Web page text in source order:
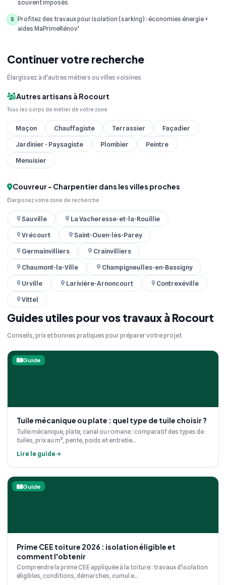
souvent imposés
5
Profitez des travaux pour isolation (sarking) : économies énergie +
aides MaPrimeRénov'
Continuer votre recherche
Élargissez à d'autres métiers ou villes voisines
Autres artisans à Rocourt
Tous les corps de métier de votre zone
Maçon Chauffagiste Terrassier
Façadier
Jardinier - Paysagiste
Plombier
Peintre
Menuisier
Couvreur - Charpentier dans les villes proches
Élargissez votre zone de recherche
Sauville
La Vacheresse-et-la-Rouillie
Vrécourt
Saint-Ouen-lès-Parey
Germainvilliers
Crainvilliers
Chaumont-la-Ville
Champigneulles-en-Bassigny
Urville
Larivière-Arnoncourt
Contrexéville
Vittel
Guides utiles pour vos travaux à Rocourt
Conseils, prix et bonnes pratiques pour préparer votre projet
Guide
Tuile mécanique ou plate : quel type de tuile choisir ?
Tuile mécanique, plate, canal ou romane : comparatif des types de
tuiles, prix au m², pente, poids et entretie...
Lire le guide
Guide
Prime CEE toiture 2026 : isolation éligible et
comment l'obtenir
Comprendre la prime CEE appliquée à la toiture : travaux d'isolation
éligibles, conditions, démarches, cumul e...